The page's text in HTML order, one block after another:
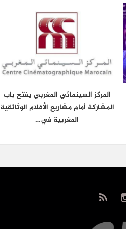
المركز السينمائي المغربي يفتح باب
المشاركة أمام مشاريع الأفلام الوثائقية
المغربية في…